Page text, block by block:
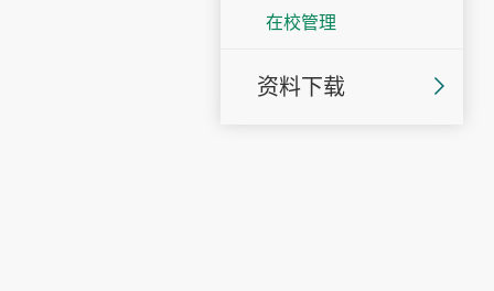
在校管理
资料下载